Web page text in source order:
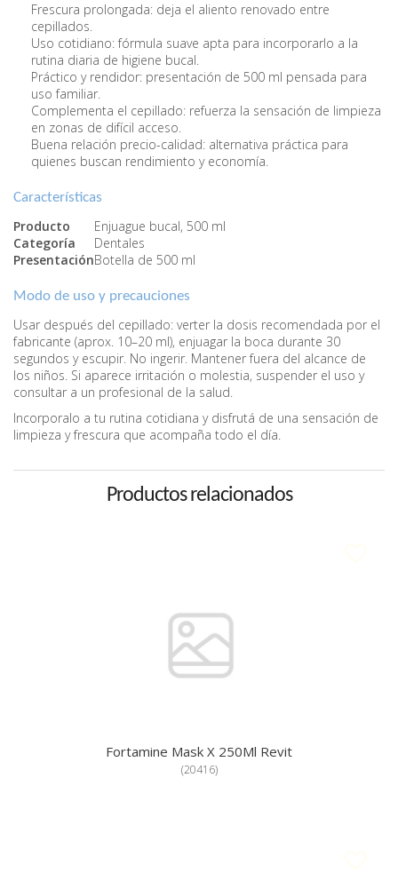
Frescura prolongada: deja el aliento renovado entre
cepillados.
Uso cotidiano: fórmula suave apta para incorporarlo a la
rutina diaria de higiene bucal.
Práctico y rendidor: presentación de 500 ml pensada para
uso familiar.
Complementa el cepillado: refuerza la sensación de limpieza
en zonas de difícil acceso.
Buena relación precio-calidad: alternativa práctica para
quienes buscan rendimiento y economía.
Características
Producto
Enjuague bucal, 500 ml
Categoría
Dentales
PresentaciónBotella de 500 ml
Modo de uso y precauciones
Usar después del cepillado: verter la dosis recomendada por el
fabricante (aprox. 10–20 ml), enjuagar la boca durante 30
segundos y escupir. No ingerir. Mantener fuera del alcance de
los niños. Si aparece irritación o molestia, suspender el uso y
consultar a un profesional de la salud.
Incorporalo a tu rutina cotidiana y disfrutá de una sensación de
limpieza y frescura que acompaña todo el día.
Productos relacionados
Fortamine Mask X 250Ml Revit
(20416)